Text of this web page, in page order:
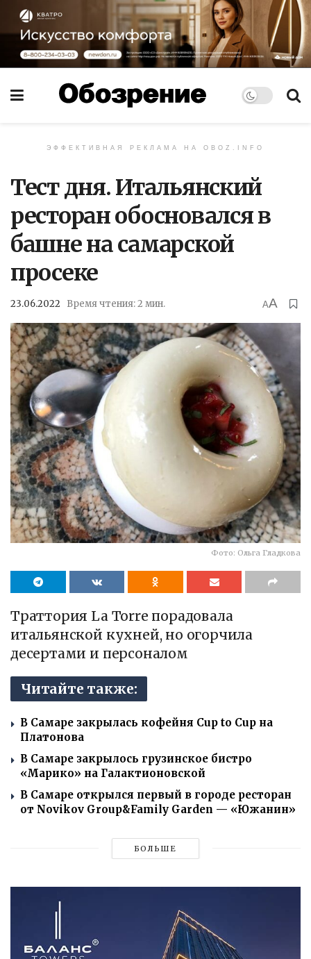
ЭФФЕКТИВНАЯ РЕКЛАМА НА OBOZ.INFO
Тест дня. Итальянский
ресторан обосновался в
башне на самарской
просеке
23.06.2022 Время чтения: 2 мин. AA
Фото: Ольга Гладкова
Траттория La Torre порадовала
итальянской кухней, но огорчила
десертами и персоналом
Читайте также:
В Самаре закрылась кофейня Cup to Cup на
Платонова
В Самаре закрылось грузинское бистро
«Марико» на Галактионовской
В Самаре открылся первый в городе ресторан
от Novikov Group&Family Garden — «Южанин»
БОЛЬШЕ